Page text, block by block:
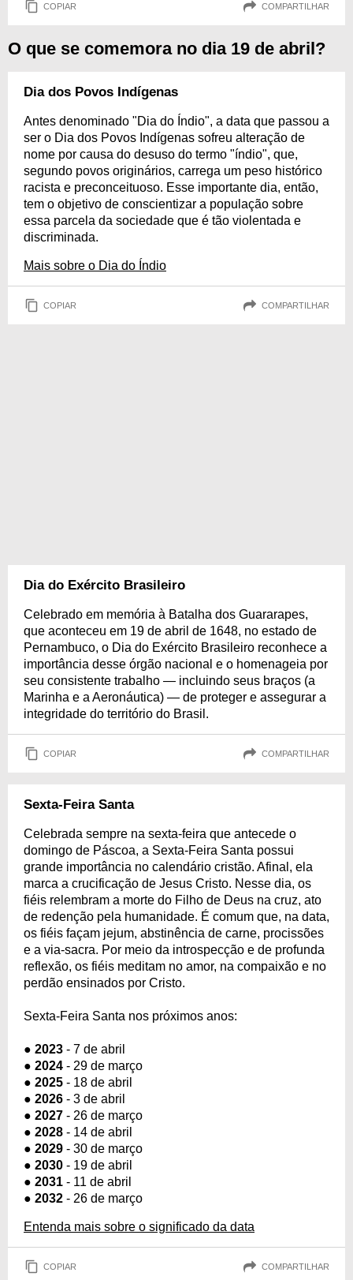
COPIAR COMPARTILHAR
O que se comemora no dia 19 de abril?
Dia dos Povos Indígenas
Antes denominado "Dia do Índio", a data que passou a
ser o Dia dos Povos Indígenas sofreu alteração de
nome por causa do desuso do termo "índio", que,
segundo povos originários, carrega um peso histórico
racista e preconceituoso. Esse importante dia, então,
tem o objetivo de conscientizar a população sobre
essa parcela da sociedade que é tão violentada e
discriminada.
Mais sobre o Dia do Índio
COPIAR COMPARTILHAR
Dia do Exército Brasileiro
Celebrado em memória à Batalha dos Guararapes,
que aconteceu em 19 de abril de 1648, no estado de
Pernambuco, o Dia do Exército Brasileiro reconhece a
importância desse órgão nacional e o homenageia por
seu consistente trabalho — incluindo seus braços (a
Marinha e a Aeronáutica) — de proteger e assegurar a
integridade do território do Brasil.
COPIAR COMPARTILHAR
Sexta-Feira Santa
Celebrada sempre na sexta-feira que antecede o
domingo de Páscoa, a Sexta-Feira Santa possui
grande importância no calendário cristão. Afinal, ela
marca a crucificação de Jesus Cristo. Nesse dia, os
fiéis relembram a morte do Filho de Deus na cruz, ato
de redenção pela humanidade. É comum que, na data,
os fiéis façam jejum, abstinência de carne, procissões
e a via-sacra. Por meio da introspecção e de profunda
reflexão, os fiéis meditam no amor, na compaixão e no
perdão ensinados por Cristo.
Sexta-Feira Santa nos próximos anos:
● 2023 - 7 de abril
● 2024 - 29 de março
● 2025 - 18 de abril
● 2026 - 3 de abril
● 2027 - 26 de março
● 2028 - 14 de abril
● 2029 - 30 de março
● 2030 - 19 de abril
● 2031 - 11 de abril
● 2032 - 26 de março
Entenda mais sobre o significado da data
COPIAR COMPARTILHAR